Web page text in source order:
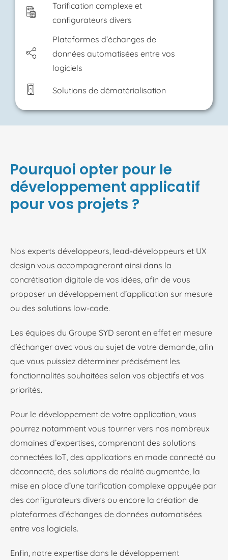
Tarification complexe et
configurateurs divers
Plateformes d’échanges de
données automatisées entre vos
logiciels
Solutions de dématérialisation
Pourquoi opter pour le
développement applicatif
pour vos projets ?
Nos experts développeurs, lead-développeurs et UX
design vous accompagneront ainsi dans la
concrétisation digitale de vos idées, afin de vous
proposer un développement d’application sur mesure
ou des solutions low-code.
Les équipes du Groupe SYD seront en effet en mesure
d’échanger avec vous au sujet de votre demande, afin
que vous puissiez déterminer précisément les
fonctionnalités souhaitées selon vos objectifs et vos
priorités.
Pour le développement de votre application, vous
pourrez notamment vous tourner vers nos nombreux
domaines d’expertises, comprenant des solutions
connectées IoT, des applications en mode connecté ou
déconnecté, des solutions de réalité augmentée, la
mise en place d’une tarification complexe appuyée par
des configurateurs divers ou encore la création de
plateformes d’échanges de données automatisées
entre vos logiciels.
Enfin, notre expertise dans le développement